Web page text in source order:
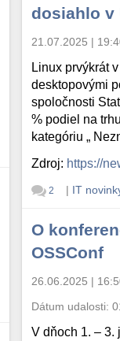
dosiahlo v
21.07.2025 |
Linux prvýkrát
desktopovými
spoločnosti
% podiel na
kategóriu „
Zdroj: https://
2 | IT
O
OSSConf
26.06.2025 |
Dátum udalosti:
V dňoch 1. – 3.